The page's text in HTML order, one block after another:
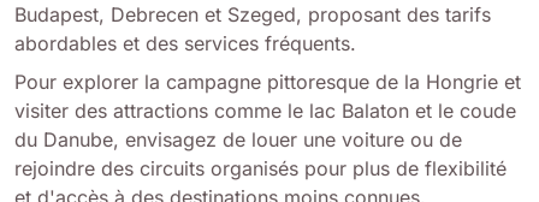
Budapest, Debrecen et Szeged, proposant des tarifs
abordables et des services fréquents.
Pour explorer la campagne pittoresque de la Hongrie et
visiter des attractions comme le lac Balaton et le coude
du Danube, envisagez de louer une voiture ou de
rejoindre des circuits organisés pour plus de flexibilité
et d'accès à des destinations moins connues.